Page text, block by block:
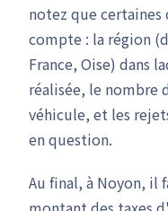
notez que certaines
compte : la région
France, Oise) dans
réalisée, le nombre
véhicule, et les
en question.
Au final, à Noyon, il